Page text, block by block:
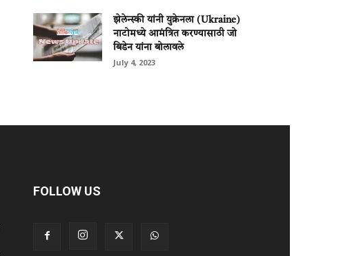
झेलेन्स्की यांनी युक्रेनला (Ukraine)
नाटोमध्ये आमंत्रित करण्यासाठी जो
बिडेन यांना बोलावले
July 4, 2023
FOLLOW US